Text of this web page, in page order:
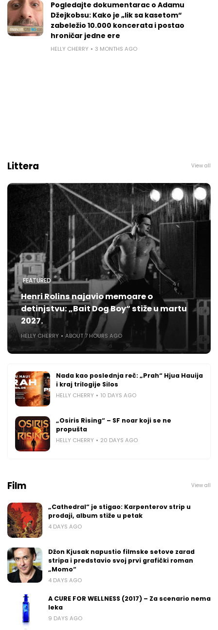
Pogledajte dokumentarac o Adamu
Džejkobsu: Kako je „lik sa kasetom“
zabeležio 10.000 koncerata i postao
hroničar jedne ere
HELLY CHERRY 3 MONTHS AGO
Littera View all
FEATURED
Henri Rolins najavio memoare o
detinjstvu: „Bait Dog Boy“ stiže u martu
2027.
HELLY CHERRY ABOUT 7 HOURS AGO
Nada kao poslednja reč: „Prah“ Hjua Hauija
i kraj trilogije Silos
HELLY CHERRY 10 DAYS AGO
„Osiris Rising“ – SF noar koji se ne
propušta
HELLY CHERRY 20 DAYS AGO
Film View all
„Cathedral“ je stigao: Karpenterov strip u
prodaji, album stiže u petak
4 DAYS AGO
Džon Kjusak napustio filmske setove zarad
stripa i predstavio svoj prvi grafički roman
„Momo“
4 DAYS AGO
A CURE FOR WELLNESS (2017) – Za scenario nema
leka
9 DAYS AGO